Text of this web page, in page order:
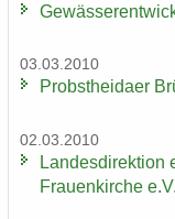
03.03.2010
Probst­hei­da­er
02.03.2010
Lan­des­di­rek­ti­on
Frau­en­kir­che